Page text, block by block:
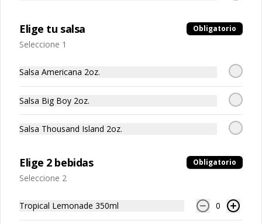
Agua Cielo Alcalina Sin Gas
Agua
Elige tu salsa Obligatorio
Seleccione 1
Salsa Americana 2oz.
Salsa Big Boy 2oz.
Salsa Thousand Island 2oz.
Elige 2 bebidas Obligatorio
Seleccione 2
Tropical Lemonade 350ml 0